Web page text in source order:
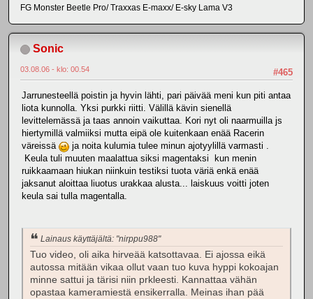
FG Monster Beetle Pro/ Traxxas E-maxx/ E-sky Lama V3
Sonic
#465
03.08.06 - klo: 00.54
Jarrunesteellä poistin ja hyvin lähti, pari päivää meni kun piti antaa
liota kunnolla. Yksi purkki riitti. Välillä kävin sienellä
levittelemässä ja taas annoin vaikuttaa. Kori nyt oli naarmuilla js
hiertymillä valmiiksi mutta eipä ole kuitenkaan enää Racerin
väreissä
ja noita kulumia tulee minun ajotyylillä varmasti .
Keula tuli muuten maalattua siksi magentaksi kun menin
ruikkaamaan hiukan niinkuin testiksi tuota väriä enkä enää
jaksanut aloittaa liuotus urakkaa alusta... laiskuus voitti joten
keula sai tulla magentalla.
Lainaus käyttäjältä: "nirppu988"
Tuo video, oli aika hirveää katsottavaa. Ei ajossa eikä
autossa mitään vikaa ollut vaan tuo kuva hyppi kokoajan
minne sattui ja tärisi niin prkleesti. Kannattaa vähän
opastaa kameramiestä ensikerralla. Meinas ihan pää